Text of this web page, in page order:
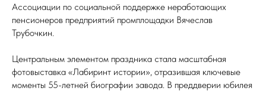
Ассоциации по социальной поддержке неработающих
пенсионеров предприятий промплощадки Вячеслав
Трубочкин.
Центральным элементом праздника стала масштабная
фотовыставка «Лабиринт истории», отразившая ключевые
моменты 55-летней биографии завода. В преддверии юбилея